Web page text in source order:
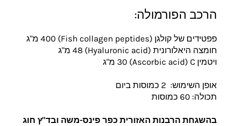
הרכב הפורמולה:
פפטידים של קולגן (Fish collagen peptides)‏
400 מ"ג
חומצה היאלורונית (Hyaluronic acid)‏
48 מ"ג
ויטמין C
(Ascorbic acid)‏
30 מ"ג
אופן השימוש: 2 כמוסות ביום
תכולה: 60 כמוסות
בהשגחת הרבנות האזורית כפר פינס-משה ובד"ץ חוג